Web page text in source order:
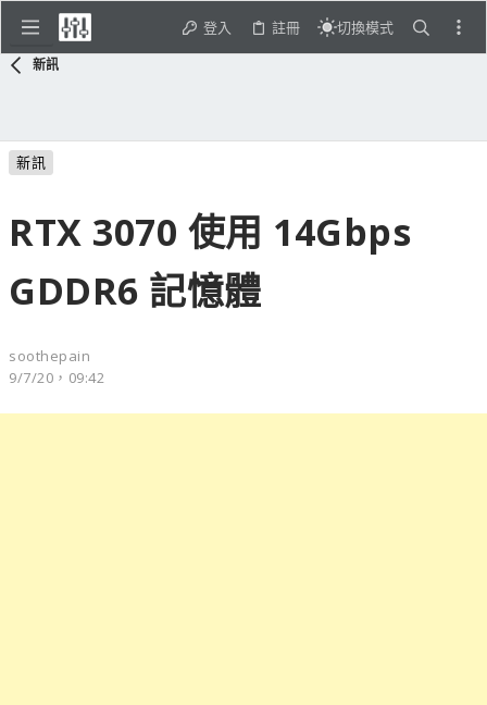
登入 註冊 切換模式
新訊
新訊
RTX 3070 使用 14Gbps
GDDR6 記憶體
soothepain
9/7/20，09:42